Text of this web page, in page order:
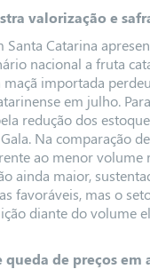
valorização e
Santa Catarina
nacional a fruta
maçã importada
em julho.
redução dos
Na comparação
ao menor
ainda maior,
favoráveis, mas o
diante do volume
de preços em